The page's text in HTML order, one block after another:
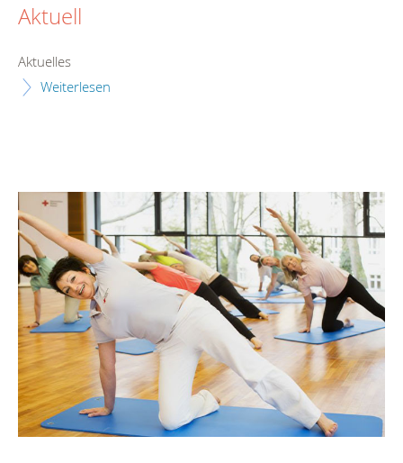
Aktuell
Aktuelles
Weiterlesen